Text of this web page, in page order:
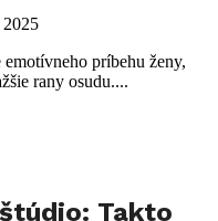
2025
príbehu ženy,
rany osudu....
Takto